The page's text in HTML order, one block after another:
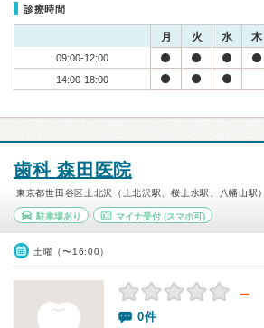
診療時間
月 火 水 木
09:00-12:00
14:00-18:00
歯科 森田医院
東京都世田谷区上北沢（上北沢駅、桜上水駅、八幡山駅）
駐車場あり マイナ受付(スマホ可)
土曜（〜16:00）
－
0件